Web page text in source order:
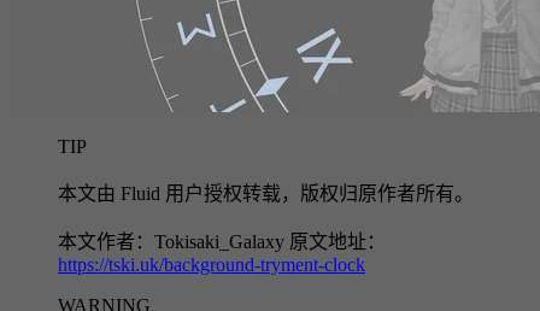
TIP
本文由 Fluid 用户授权转载，版权归原作者所有。
本文作者：Tokisaki_Galaxy 原文地址：
https://tski.uk/background-tryment-clock
WARNING